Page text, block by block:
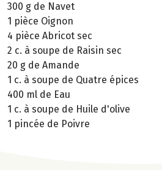
300 g de Navet
1 pièce Oignon
4 pièce Abricot sec
2 c. à soupe de Raisin sec
20 g de Amande
1 c. à soupe de Quatre épices
400 ml de Eau
1 c. à soupe de Huile d'olive
1 pincée de Poivre